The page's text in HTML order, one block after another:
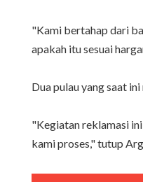
"Kami bertahap dari
apakah itu sesuai
‎‎Dua pulau yang saat
"Kegiatan reklamasi
kami proses," tutup